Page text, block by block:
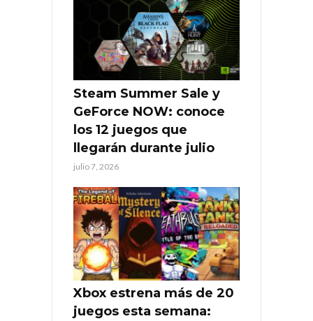
Steam Summer Sale y
GeForce NOW: conoce
los 12 juegos que
llegarán durante julio
julio 7, 2026
Xbox estrena más de 20
juegos esta semana: